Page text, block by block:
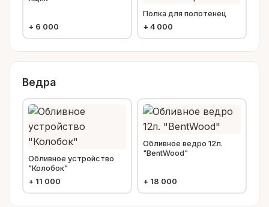
+ 6 000
Полка для полотенец
+ 4 000
Ведра
Обливное устройство
"Колобок"
+ 11 000
Обливное ведро 12л.
"BentWood"
+ 18 000